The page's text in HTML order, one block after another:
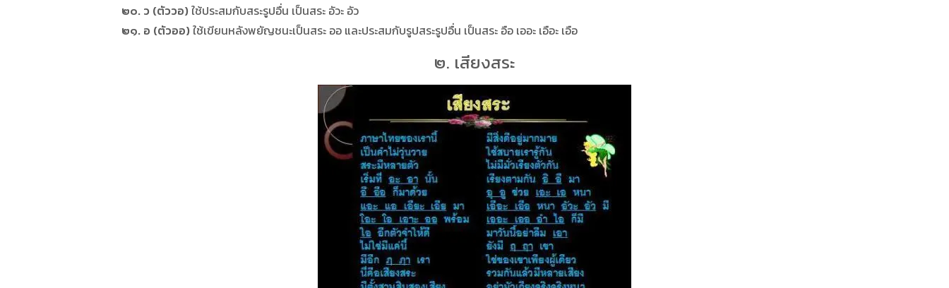
๒๐. ว (ตัววอ) ใช้ประสมกับสระรูปอื่น เป็นสระ อัวะ อัว
๒๑. อ (ตัวออ) ใช้เขียนหลังพยัญชนะเป็นสระ ออ และประสมกับรูปสระรูปอื่น เป็นสระ อือ เออะ เอือะ เอือ
๒. เสียงสระ